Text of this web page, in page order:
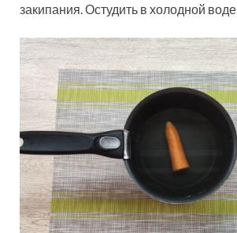
закипания. Остудить в холодной воде.